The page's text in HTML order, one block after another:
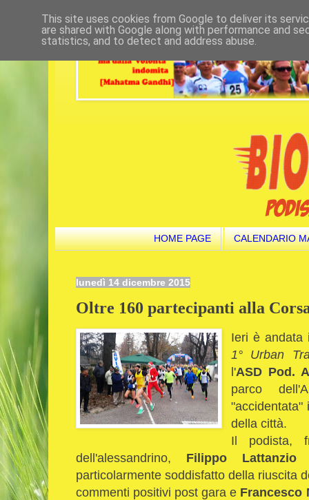
HOME PAGE CALENDARIO
lunedì 14 dicembre 2015
Oltre 160 partecipanti alla
Ieri è
1° Urban
l'ASD Pod.
parco
"accidentata"
della città.
Il podista,
dell'alessandrino, Filippo Lattanzio
particolarmente soddisfatto della riuscita
commenti positivi post gara e Francesco
This site uses cookies from Google to deliver its
are shared with Google along with performance and
statistics, and to detect and address abuse.